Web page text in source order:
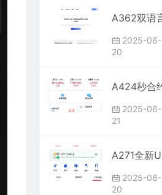
2025-06-
20
2025-06-
21
2025-06-
20